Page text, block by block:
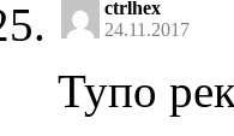
ctrlhex
24.11.2017
Тупо